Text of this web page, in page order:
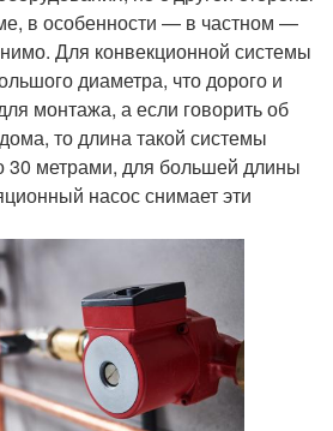
в особенности — в частном —
Для конвекционной системы
диаметра, что дорого и
монтажа, а если говорить об
то длина такой системы
30 метрами, для большей длины
насос снимает эти